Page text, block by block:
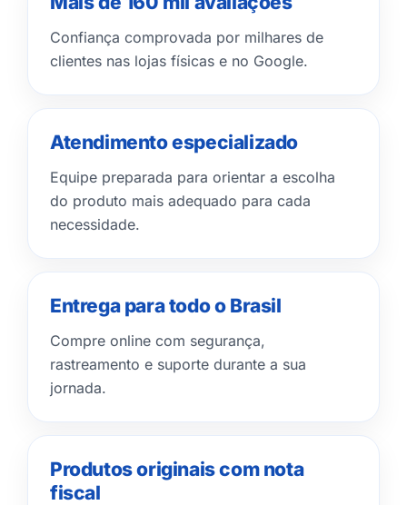
Confiança comprovada por milhares de
clientes nas lojas físicas e no Google.
Atendimento especializado
Equipe preparada para orientar a escolha
do produto mais adequado para cada
necessidade.
Entrega para todo o Brasil
Compre online com segurança,
rastreamento e suporte durante a sua
jornada.
Produtos originais com nota
fiscal